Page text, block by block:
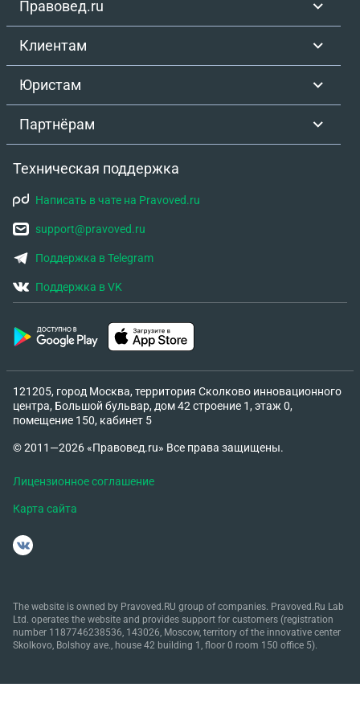
Правовед.ru
Клиентам
Юристам
Партнёрам
Техническая поддержка
Написать в чате на Pravoved.ru
support@pravoved.ru
Поддержка в Telegram
Поддержка в VK
121205, город Москва, территория Сколково инновационного
центра, Большой бульвар, дом 42 строение 1, этаж 0,
помещение 150, кабинет 5
© 2011—2026 «Правовед.ru» Все права защищены.
Лицензионное соглашение
Карта сайта
The website is owned by Pravoved.RU group of companies. Pravoved.Ru Lab
Ltd. operates the website and provides support for customers (registration
number 1187746238536, 143026, Moscow, territory of the innovative center
Skolkovo, Bolshoy ave., house 42 building 1, floor 0 room 150 office 5).